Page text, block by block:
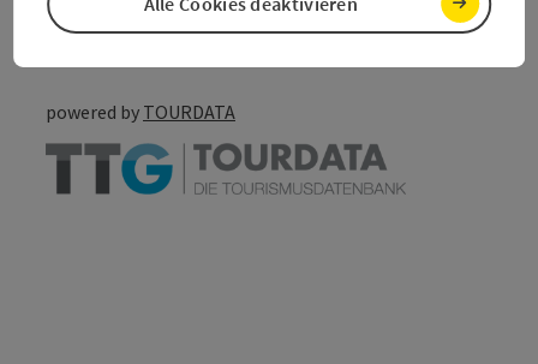
PDF erstellen
powered by TOURDATA